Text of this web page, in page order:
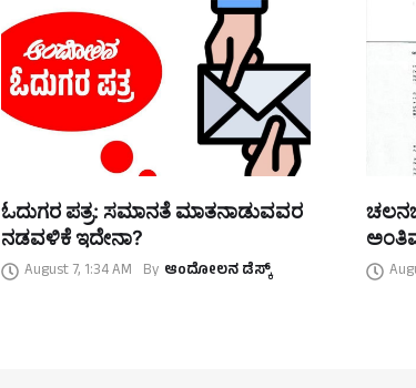
ಓದುಗರ ಪತ್ರ: ಸಮಾನತೆ ಮಾತನಾಡುವವರ
ನಡವಳಿಕೆ ಇದೇನಾ?
August 7, 1:34 AM By ಆಂದೋಲನ ಡೆಸ್ಕ್